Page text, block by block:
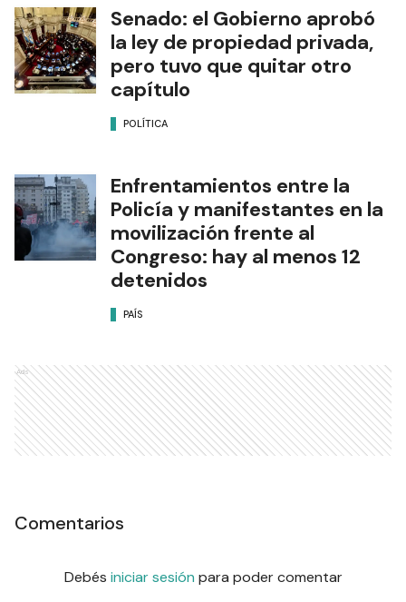
Senado: el Gobierno aprobó
la ley de propiedad privada,
pero tuvo que quitar otro
capítulo
POLÍTICA
Enfrentamientos entre la
Policía y manifestantes en la
movilización frente al
Congreso: hay al menos 12
detenidos
PAÍS
Ads
Comentarios
Debés iniciar sesión para poder comentar